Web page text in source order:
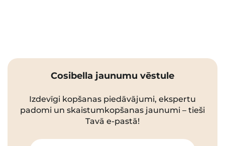
Cosibella jaunumu vēstule
Izdevīgi kopšanas piedāvājumi, ekspertu
padomi un skaistumkopšanas jaunumi – tieši
Tavā e-pastā!